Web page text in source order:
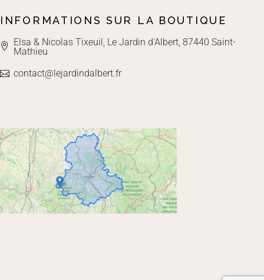
INFORMATIONS SUR LA BOUTIQUE
Elsa & Nicolas Tixeuil, Le Jardin d'Albert, 87440 Saint-
Mathieu
contact@lejardindalbert.fr